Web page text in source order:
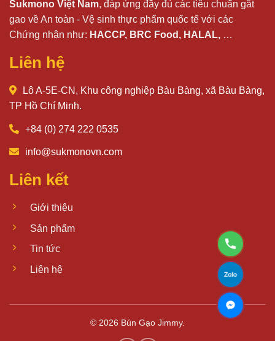
Sukmono Việt Nam, đáp ứng đầy đủ các tiêu chuẩn gắt
gao về An toàn - Vệ sinh thực phẩm quốc tế với các
Chứng nhận như: HACCP, BRC Food, HALAL, …
Liên hệ
Lô A-5E-CN, Khu công nghiệp Bàu Bàng, xã Bàu Bàng,
TP Hồ Chí Minh.
+84 (0) 274 222 0535
info@sukmonovn.com
Liên kết
Giới thiệu
Sản phẩm
Tin tức
Liên hệ
© 2026 Bún Gạo Jimmy.